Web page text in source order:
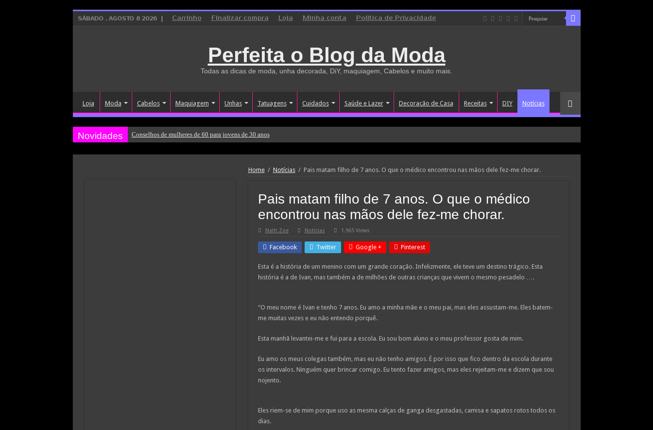
SÁBADO , AGOSTO 8 2026 Carrinho Finalizar compra Loja Minha conta Politica de Privacidade
Perfeita o Blog da Moda
Todas as dicas de moda, unha decorada, DiY, maquiagem, Cabelos e muito mais.
Loja Moda Cabelos Maquiagem Unhas Tatuagens Cuidados Saúde e Lazer Decoração de Casa Receitas DIY Notícias
Novidades Conselhos de mulheres de 60 para jovens de 30 anos
Home / Notícias / Pais matam filho de 7 anos. O que o médico encontrou nas mãos dele fez-me chorar.
Pais matam filho de 7 anos. O que o médico
encontrou nas mãos dele fez-me chorar.
Nath Zoe Notícias 1,965 Views
Facebook Twitter Google + Pinterest
Esta é a história de um menino com um grande coração. Infelizmente, ele teve um destino trágico. Esta
história é a de Ivan, mas também a de milhões de outras crianças que vivem o mesmo pesadelo ….
“O meu nome é Ivan e tenho 7 anos. Eu amo a minha mãe e o meu pai, mas eles assustam-me. Eles batem-
me muitas vezes e eu não entendo porquê.
Esta manhã levantei-me e fui para a escola. Eu sou bom aluno e o meu professor gosta de mim.
Eu amo os meus colegas também, mas eu não tenho amigos. É por isso que fico dentro da escola durante
os intervalos. Ninguém quer brincar comigo. Eu tento fazer amigos, mas eles rejeitam-me e dizem que sou
nojento.
Eles riem-se de mim porque uso as mesma calças de ganga desgastadas, camisa e sapatos rotos todos os
dias.